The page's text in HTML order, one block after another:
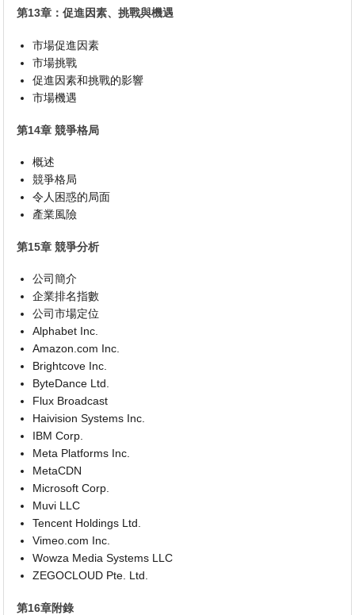
第13章：促進因素、挑戰與機遇
市場促進因素
市場挑戰
促進因素和挑戰的影響
市場機遇
第14章 競爭格局
概述
競爭格局
令人困惑的局面
產業風險
第15章 競爭分析
公司簡介
企業排名指數
公司市場定位
Alphabet Inc.
Amazon.com Inc.
Brightcove Inc.
ByteDance Ltd.
Flux Broadcast
Haivision Systems Inc.
IBM Corp.
Meta Platforms Inc.
MetaCDN
Microsoft Corp.
Muvi LLC
Tencent Holdings Ltd.
Vimeo.com Inc.
Wowza Media Systems LLC
ZEGOCLOUD Pte. Ltd.
第16章附錄